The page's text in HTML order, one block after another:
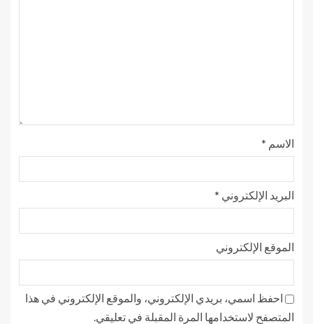
الاسم *
البريد الإلكتروني *
الموقع الإلكتروني
احفظ اسمي، بريدي الإلكتروني، والموقع الإلكتروني في هذا
المتصفح لاستخدامها المرة المقبلة في تعليقي.